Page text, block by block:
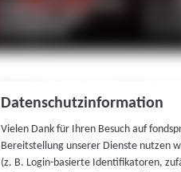
Datenschutzinformation
Vielen Dank für Ihren Besuch auf
Bereitstellung unserer Dienste nutzen
(z. B. Login-basierte Identifikatoren,